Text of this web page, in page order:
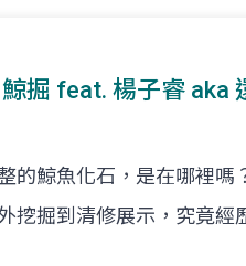
掘 feat. 楊子睿 aka
的鯨魚化石，是在哪裡嗎
挖掘到清修展示，究竟經